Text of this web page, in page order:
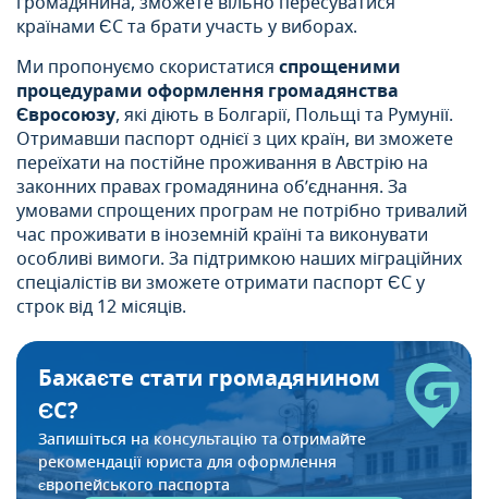
країнами ЄС та брати участь у виборах.
Ми пропонуємо скористатися спрощеними
процедурами оформлення громадянства
Євросоюзу, які діють в Болгарії, Польщі та Румунії.
Отримавши паспорт однієї з цих країн, ви зможете
переїхати на постійне проживання в Австрію на
законних правах громадянина об’єднання. За
умовами спрощених програм не потрібно тривалий
час проживати в іноземній країні та виконувати
особливі вимоги. За підтримкою наших міграційних
спеціалістів ви зможете отримати паспорт ЄС у
строк від 12 місяців.
Бажаєте стати громадянином
ЄС?
Запишіться на консультацію та отримайте
рекомендаціїюриста для оформлення
європейського паспорта